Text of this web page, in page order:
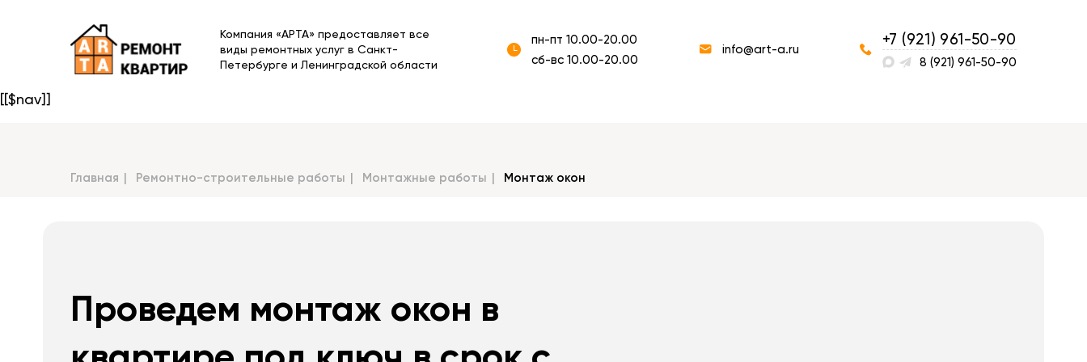
Компания «АРТА» предоставляет все
виды ремонтных услуг в Санкт-
Петербурге и Ленинградской области
пн-пт 10.00-20.00
сб-вс 10.00-20.00
info@art-a.ru
+7 (921) 961-50-90
8 (921) 961-50-90
[[$nav]]
Главная Ремонтно-строительные работы Монтажные работы Монтаж окон
Проведем монтаж окон в